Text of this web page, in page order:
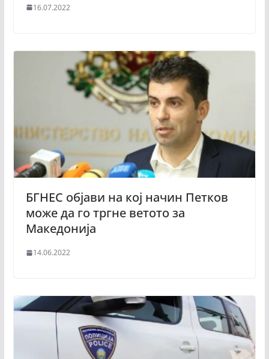
16.07.2022
БГНЕС објави на кој начин Петков
може да го тргне ветото за
Македонија
14.06.2022